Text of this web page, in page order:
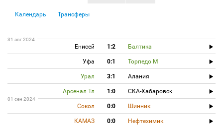
Календарь Трансферы
31 авг 2024
Енисей 1:2 Балтика
Уфа 0:1 Торпедо М
Урал 3:1 Алания
Арсенал Тл 1:0 СКА-Хабаровск
01 сен 2024
Сокол 0:0 Шинник
КАМАЗ 0:0 Нефтехимик